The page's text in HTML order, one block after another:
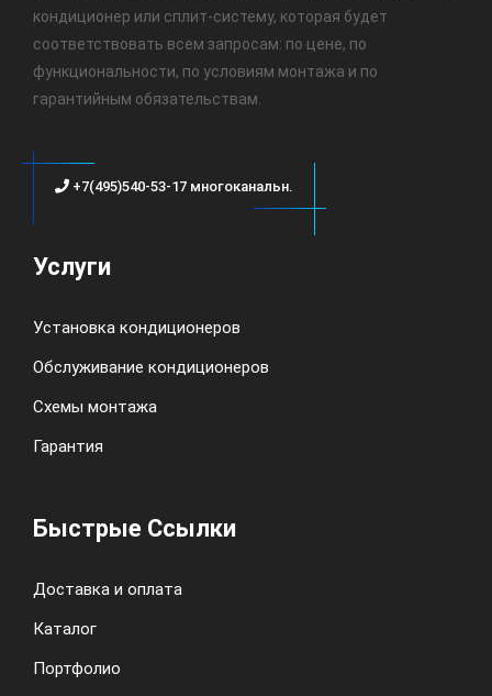
кондиционер или сплит-систему, которая будет
соответствовать всем запросам: по цене, по
функциональности, по условиям монтажа и по
гарантийным обязательствам.
+7(495)540-53-17 многоканальн.
Услуги
Установка кондиционеров
Обслуживание кондиционеров
Схемы монтажа
Гарантия
Быстрые Ссылки
Доставка и оплата
Каталог
Портфолио